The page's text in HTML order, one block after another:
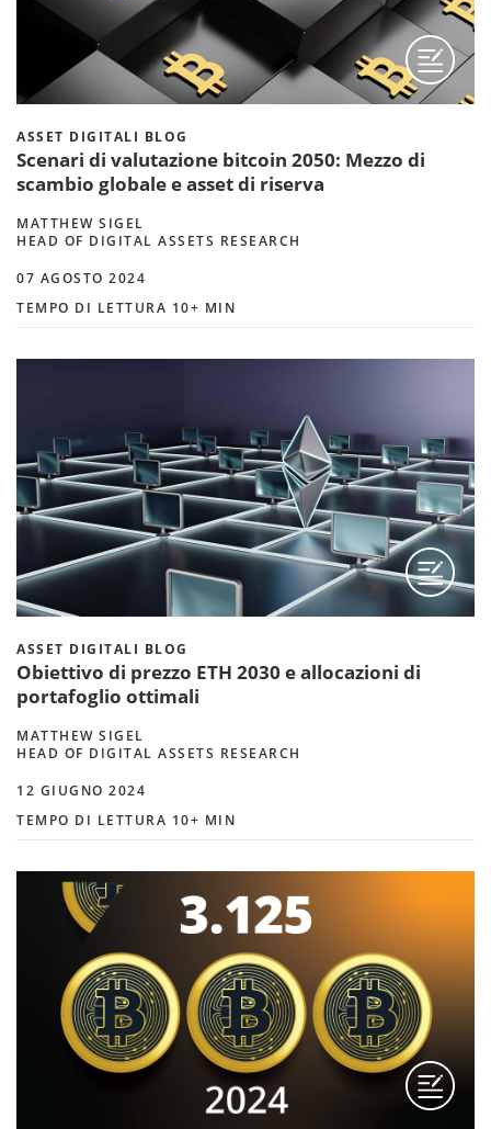
ASSET DIGITALI BLOG
Scenari di valutazione bitcoin 2050: Mezzo di
scambio globale e asset di riserva
MATTHEW SIGEL
HEAD OF DIGITAL ASSETS RESEARCH
07 AGOSTO 2024
TEMPO DI LETTURA 10+ MIN
ASSET DIGITALI BLOG
Obiettivo di prezzo ETH 2030 e allocazioni di
portafoglio ottimali
MATTHEW SIGEL
HEAD OF DIGITAL ASSETS RESEARCH
12 GIUGNO 2024
TEMPO DI LETTURA 10+ MIN